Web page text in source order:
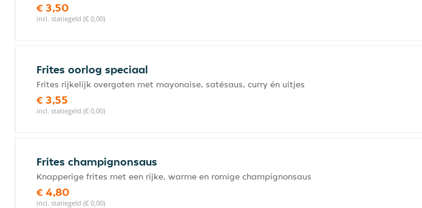
€ 3,50
incl. statiegeld (€ 0,00)
Frites oorlog speciaal
Frites rijkelijk overgoten met mayonaise, satésaus, curry én uitjes
€ 3,55
incl. statiegeld (€ 0,00)
Frites champignonsaus
Knapperige frites met een rijke, warme en romige champignonsaus
€ 4,80
incl. statiegeld (€ 0,00)